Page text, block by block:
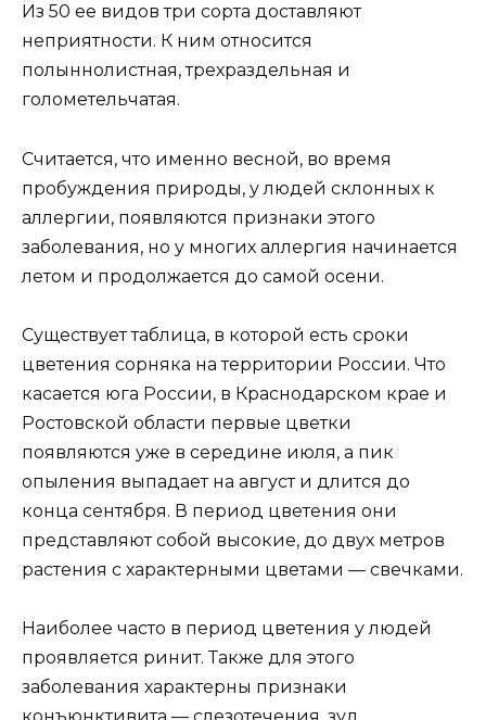
Из 50 ее видов три сорта доставляют
неприятности. К ним относится
полыннолистная, трехраздельная и
голометельчатая.
Считается, что именно весной, во время
пробуждения природы, у людей склонных к
аллергии, появляются признаки этого
заболевания, но у многих аллергия начинается
летом и продолжается до самой осени.
Существует таблица, в которой есть сроки
цветения сорняка на территории России. Что
касается юга России, в Краснодарском крае и
Ростовской области первые цветки
появляются уже в середине июля, а пик
опыления выпадает на август и длится до
конца сентября. В период цветения они
представляют собой высокие, до двух метров
растения с характерными цветами — свечками.
Наиболее часто в период цветения у людей
проявляется ринит. Также для этого
заболевания характерны признаки